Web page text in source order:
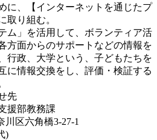
に、【インターネットを通じたプ
取り組む。
ム」を活用して、ボランティア活
方面からのサポートなどの情報を
行政、大学という、子どもたちを
に情報交換をし、評価・検証する
先
援部教務課
区六角橋3-27-1
)